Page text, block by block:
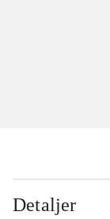
Detaljer